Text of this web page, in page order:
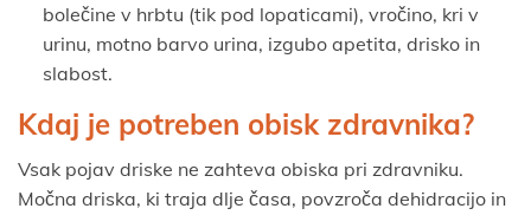
bolečine v hrbtu (tik pod lopaticami), vročino, kri v
urinu, motno barvo urina, izgubo apetita, drisko in
slabost.
Kdaj je potreben obisk zdravnika?
Vsak pojav driske ne zahteva obiska pri zdravniku.
Močna driska, ki traja dlje časa, povzroča dehidracijo in